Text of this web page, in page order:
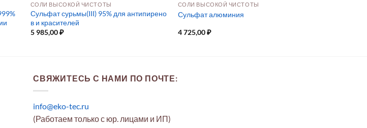
СОЛИ ВЫСОКОЙ ЧИСТОТЫ
Сульфат сурьмы(III) 95% для антипирено
в и красителей
5 985,00₽
СОЛИ ВЫСОКОЙ ЧИСТОТЫ
Сульфат алюминия
4 725,00₽
СВЯЖИТЕСЬ С НАМИ ПО ПОЧТЕ:
info@eko-tec.ru
(Работаем только с юр. лицами и ИП)